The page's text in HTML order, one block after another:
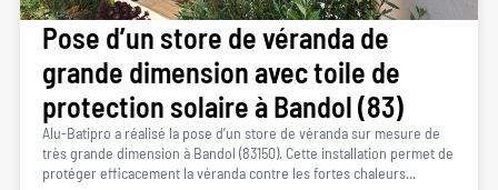
Pose d’un store de véranda de
grande dimension avec toile de
protection solaire à Bandol (83)
Alu-Batipro a réalisé la pose d’un store de véranda sur mesure de
très grande dimension à Bandol (83150). Cette installation permet de
protéger efficacement la véranda contre les fortes chaleurs...